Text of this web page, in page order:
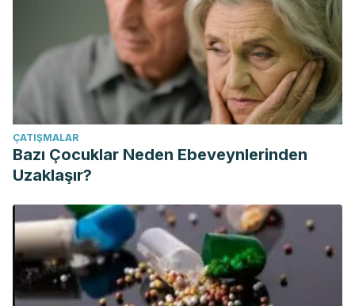
ÇATIŞMALAR
Bazı Çocuklar Neden Ebeveynlerinden
Uzaklaşır?